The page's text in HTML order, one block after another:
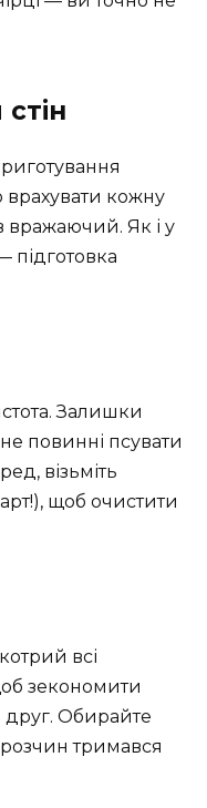
врахувати кожну
вражаючий. Як і у
підготовка
Залишки
повинні псувати
візьміть
щоб очистити
всі
зекономити
друг. Обирайте
тримався